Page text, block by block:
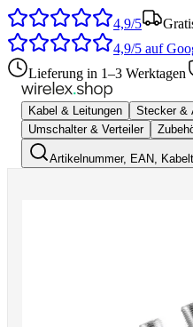
4,9/5
4,9/5 auf
Lieferung in 1–3 Werktagen
Kabel & Leitungen Stecker &
Umschalter & Verteiler
Artikelnummer, EAN,